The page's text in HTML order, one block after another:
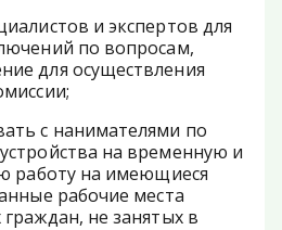
и экспертов для
по вопросам,
для осуществления
с нанимателями по
на временную и
работу на имеющиеся
рабочие места
не занятых в